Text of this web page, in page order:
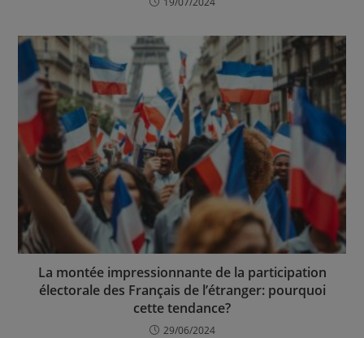
La montée impressionnante de la participation
électorale des Français de l’étranger: pourquoi
cette tendance?
29/06/2024